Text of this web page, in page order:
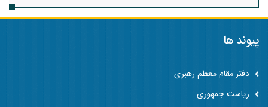
پیوند ها
دفتر مقام معظم رهبری
ریاست جمهوری